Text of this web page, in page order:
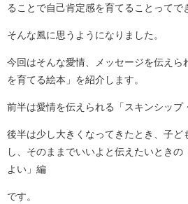
ることで自己肯定感を育てることってで
そんな風に思うようになりました。
今回はそんな愛情、メッセージを伝えら
を育てる絵本」を紹介します。
前半は愛情を伝えられる「スキンシップ
後半は少し大きくなってきたとき、子ど
し、そのままでいいよと伝えたいとき
よい」編
です。